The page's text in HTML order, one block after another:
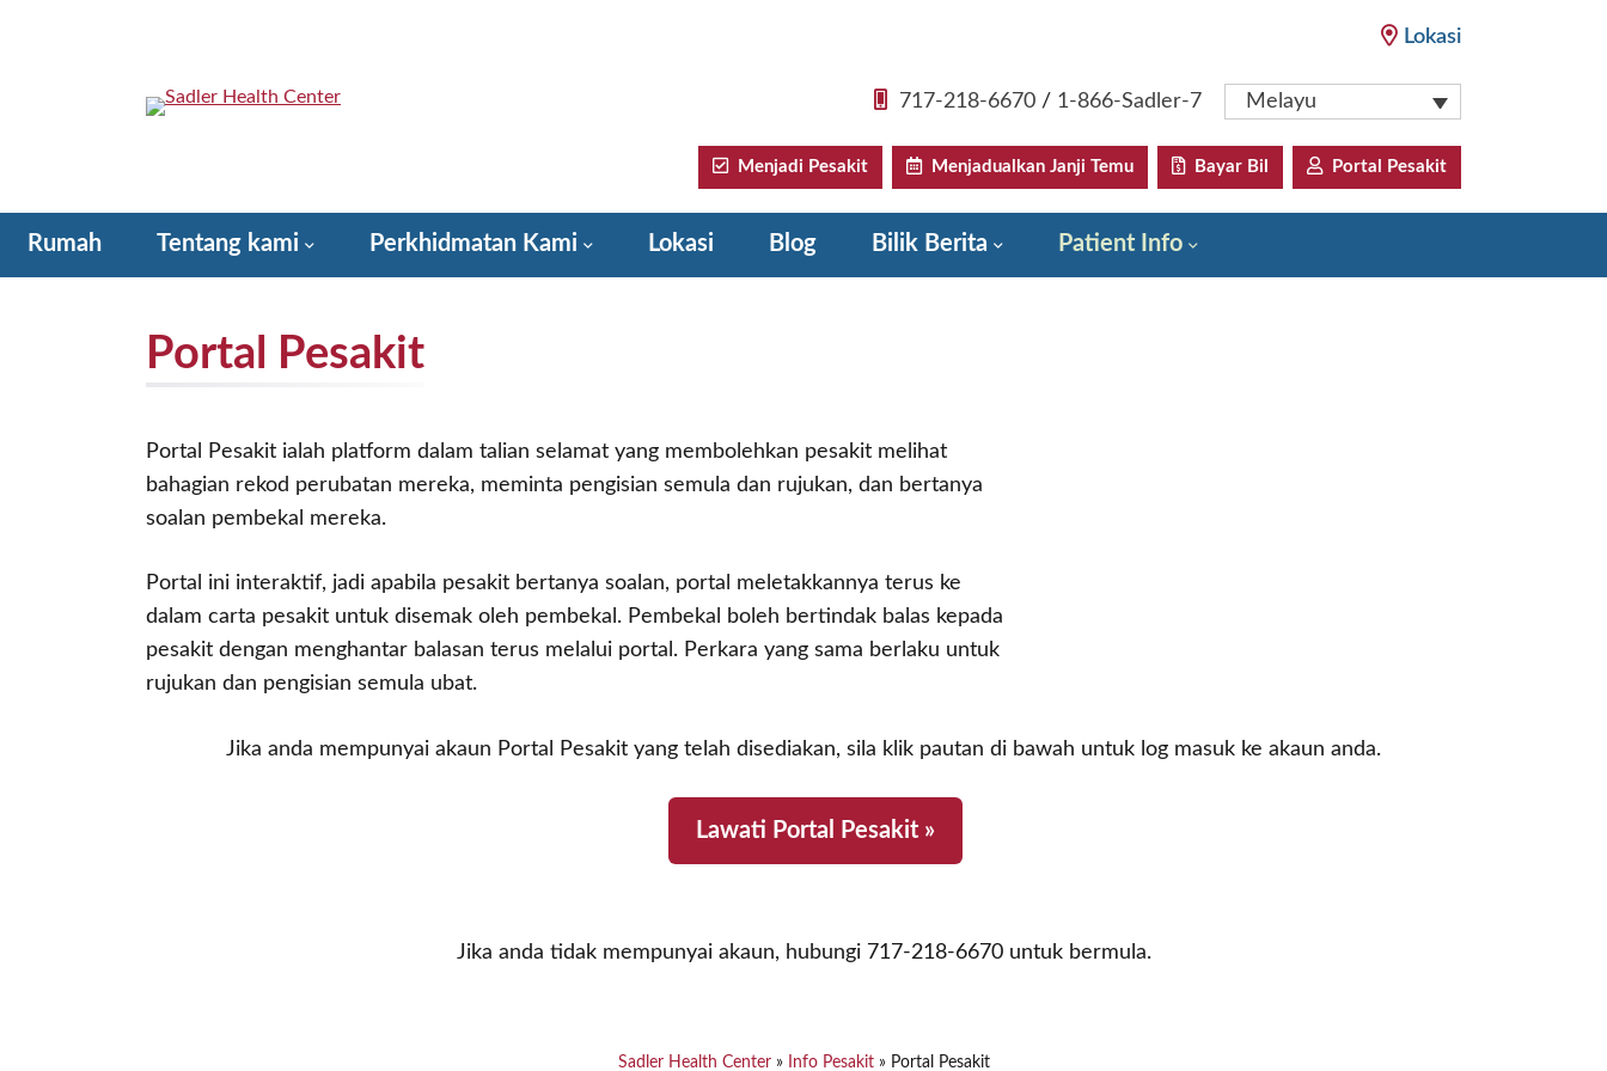
Lokasi
717-218-6670 / 1-866-Sadler-7 Melayu
Menjadi Pesakit Menjadualkan Janji Temu Bayar Bil Portal Pesakit
Rumah Tentang kami Perkhidmatan Kami Lokasi Blog Bilik Berita Patient Info
Portal Pesakit
Portal Pesakit ialah platform dalam talian selamat yang membolehkan pesakit melihat
bahagian rekod perubatan mereka, meminta pengisian semula dan rujukan, dan bertanya
soalan pembekal mereka.
Portal ini interaktif, jadi apabila pesakit bertanya soalan, portal meletakkannya terus ke
dalam carta pesakit untuk disemak oleh pembekal. Pembekal boleh bertindak balas kepada
pesakit dengan menghantar balasan terus melalui portal. Perkara yang sama berlaku untuk
rujukan dan pengisian semula ubat.
Jika anda mempunyai akaun Portal Pesakit yang telah disediakan, sila klik pautan di bawah untuk log masuk ke akaun anda.
Lawati Portal Pesakit »
Jika anda tidak mempunyai akaun, hubungi 717-218-6670 untuk bermula.
Sadler Health Center» Info Pesakit» Portal Pesakit